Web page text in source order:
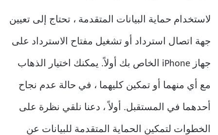
لاستخدام حماية البيانات المتقدمة ، تحتاج إلى تعيين
جهة اتصال استرداد أو تشغيل مفتاح الاسترداد على
جهاز iPhone الخاص بك أولاً. يمكنك اختيار الذهاب
مع أي منهما أو تمكين كليهما ، في حالة عدم نجاح
أحدهما في المستقبل. أولاً ، دعنا نلقي نظرة على
الخطوات لتمكين الحماية المتقدمة للبيانات عن